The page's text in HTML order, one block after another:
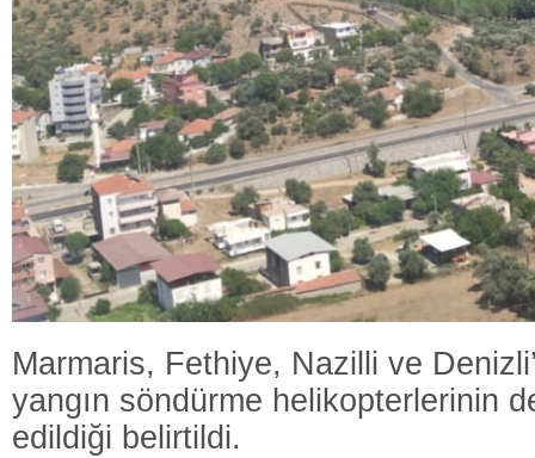
Marmaris, Fethiye, Nazilli ve
yangın söndürme helikopterlerinin
edildiği belirtildi.